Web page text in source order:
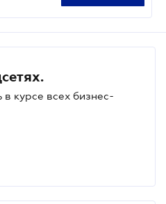
курсе всех бизнес-